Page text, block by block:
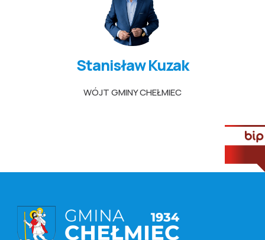
Stanisław Kuzak
WÓJT GMINY CHEŁMIEC